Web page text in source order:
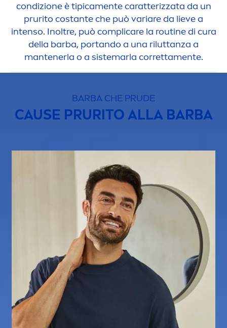
condizione è tipicamente caratterizzata da un
prurito costante che può variare da lieve a
intenso. Inoltre, può complicarela routine di cura
della barba, portando a una riluttanza a
mantenerla o a sistemarla correttamente.
BARBA CHE PRUDE
CAUSE PRURITO ALLA BARBA